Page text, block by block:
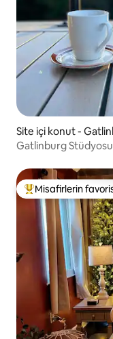
Site içi konut -
Gatlinburg
Misafirlerin
Misafirlerin